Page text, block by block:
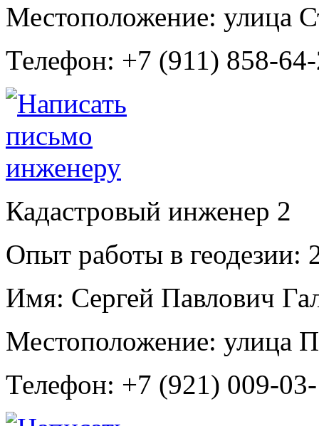
Местоположение: улица
Телефон: +7 (911) 858-
Кадастровый инженер 2
Опыт работы в геодезии:
Имя: Сергей Павлович
Местоположение: улица
Телефон: +7 (921) 009-